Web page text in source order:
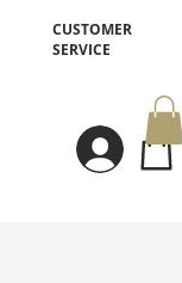
CUSTOMER
SERVICE
Inloggen